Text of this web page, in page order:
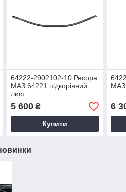
64222-2902102-10 Ресора
МАЗ 64221 підкорінний
лист
5 600₴
Купити
МАЗ
6